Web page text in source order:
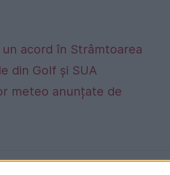
acord în Strâmtoarea
din Golf și SUA
meteo anunțate de